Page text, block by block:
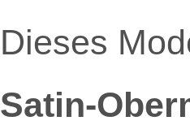
Dieses
Satin-